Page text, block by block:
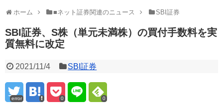
ホーム ■ネット証券関連のニュース SBI証券
SBI証券、S株（単元未満株）の買付手数料を実
質無料に改定
2021/11/4 SBI証券
error 0 0